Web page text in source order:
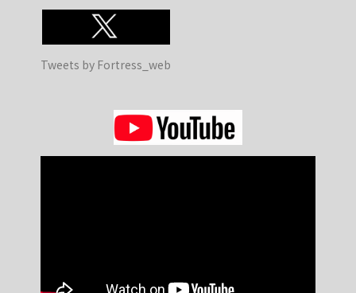
Tweets by Fortress_web